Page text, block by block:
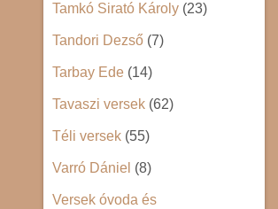
Tamkó Sirató Károly (23)
Tandori Dezső (7)
Tarbay Ede (14)
Tavaszi versek (62)
Téli versek (55)
Varró Dániel (8)
Versek óvoda és